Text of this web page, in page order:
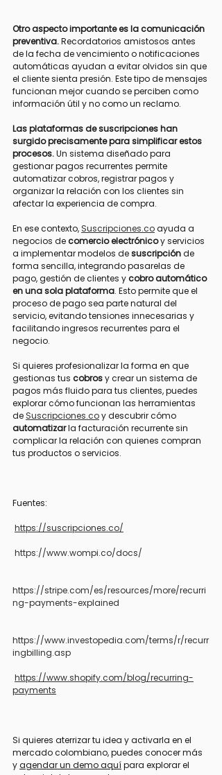
Otro aspecto importante es la comunicación
preventiva. Recordatorios amistosos antes
de la fecha de vencimiento o notificaciones
automáticas ayudan a evitar olvidos sin que
el cliente sienta presión. Este tipo de mensajes
funcionan mejor cuando se perciben como
información útil y no como un reclamo.
Las plataformas de suscripciones han
surgido precisamente para simplificar estos
procesos. Un sistema diseñado para
gestionar pagos recurrentes permite
automatizar cobros, registrar pagos y
organizar la relación con los clientes sin
afectar la experiencia de compra.
En ese contexto, Suscripciones.co ayuda a
negocios de comercio electrónico y servicios
a implementar modelos de suscripción de
forma sencilla, integrando pasarelas de
pago, gestión de clientes y cobro automático
en una sola plataforma. Esto permite que el
proceso de pago sea parte natural del
servicio, evitando tensiones innecesarias y
facilitando ingresos recurrentes para el
negocio.
Si quieres profesionalizar la forma en que
gestionas tus cobros y crear un sistema de
pagos más fluido para tus clientes, puedes
explorar cómo funcionan las herramientas
de Suscripciones.co y descubrir cómo
automatizar la facturación recurrente sin
complicar la relación con quienes compran
tus productos o servicios.
Fuentes:
https://suscripciones.co/
https://www.wompi.co/docs/
https://stripe.com/es/resources/more/recurri
ng-payments-explained
https://www.investopedia.com/terms/r/recurr
ingbilling.asp
https://www.shopify.com/blog/recurring-
payments
Si quieres aterrizar tu idea y activarla en el
mercado colombiano, puedes conocer más
y agendar un demo aquí para explorar el